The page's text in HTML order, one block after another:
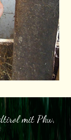
mit Pkw,